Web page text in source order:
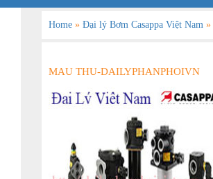
Home» Đại lý Bơm Casappa Việt Nam»
MAU THU-DAILYPHANPHOIVN